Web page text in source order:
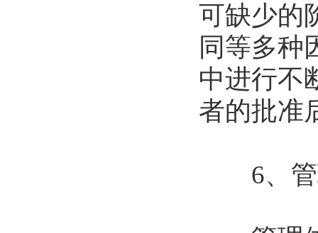
可缺少的
同等多种
中进行不
者的批准
6、管